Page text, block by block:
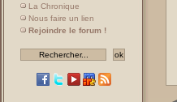
La Chronique
Nous faire un lien
Rejoindre le forum !